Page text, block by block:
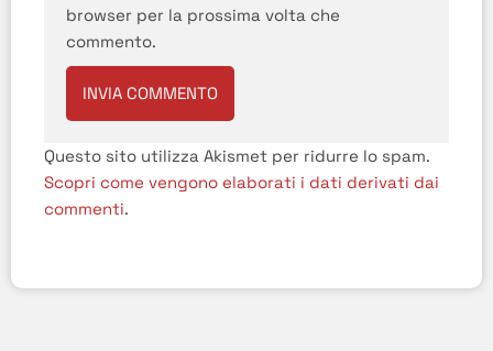
browser per la prossima volta che
commento.
Questo sito utilizza Akismet per ridurre lo spam.
Scopri come vengono elaborati i dati derivati dai
commenti.